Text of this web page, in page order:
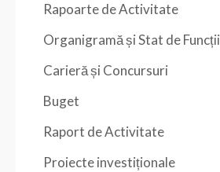
Rapoarte de Activitate
Organigramă și Stat de Funcții
Carieră și Concursuri
Buget
Raport de Activitate
Proiecte investiționale